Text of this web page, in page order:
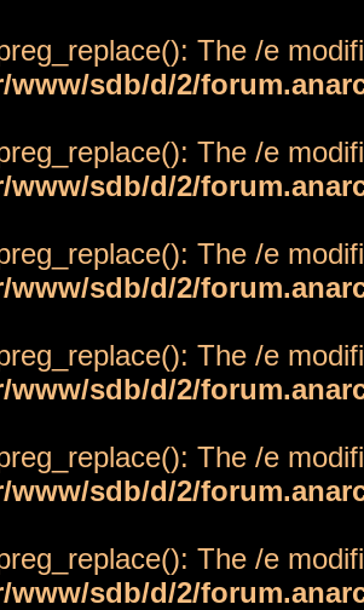
The /e
www/sdb/d/2/
The /e
www/sdb/d/2/
The /e
www/sdb/d/2/
The /e
www/sdb/d/2/
The /e
www/sdb/d/2/
The /e
www/sdb/d/2/